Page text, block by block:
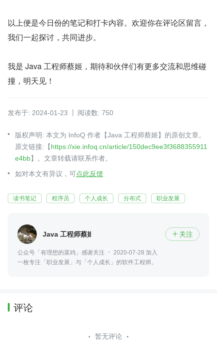
以上便是今日份的笔记和打卡内容。欢迎你在评论区留言，
我们一起探讨，共同进步。
我是 Java 工程师蔡姬，期待和伙伴们有更多交流和思维碰
撞，明天见！
发布于: 2024-01-23 阅读数: 750
版权声明: 本文为 InfoQ 作者【Java 工程师蔡姬】的原创文章。
原文链接:【https://xie.infoq.cn/article/150dec9ee3f3688355911
e4bb】。文章转载请联系作者。
如对本文有异议，可点此反馈
读书笔记 程序员 个人成长 分布式 职业发展
Java 工程师蔡姬  关注
公众号「有理想的菜鸡」感谢关注
2020-07-28 加入
一枚专注「职业发展」与「个人成长」的软件工程师。
评论
暂无评论